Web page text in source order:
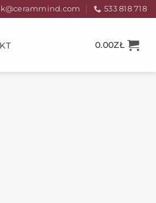
533 818 718
0.00ZŁ